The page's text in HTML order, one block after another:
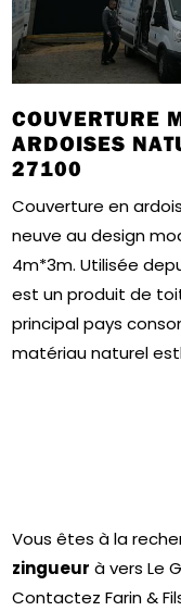
COUVERTURE
ARDOISES
27100
Couverture en
neuve au design
4m*3m. Utilisée
est un produit de
principal pays
matériau naturel
Vous êtes à la
zingueur à vers Le
Contactez Farin &